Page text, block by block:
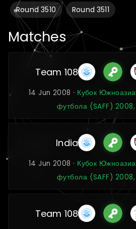
Round 3510
Round 3511
Matches
Team 108
14 Jun 2008 · Кубок
футбола (SAFF)
India
14 Jun 2008 · Кубок
футбола (SAFF)
Team 108